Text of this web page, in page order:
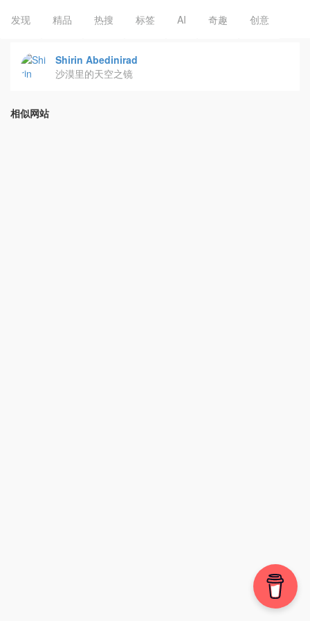
发现 精品 热搜 标签 AI 奇趣 创意
Shirin Abedinirad
沙漠里的天空之镜
相似网站